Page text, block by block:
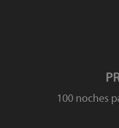
https://
100 noches